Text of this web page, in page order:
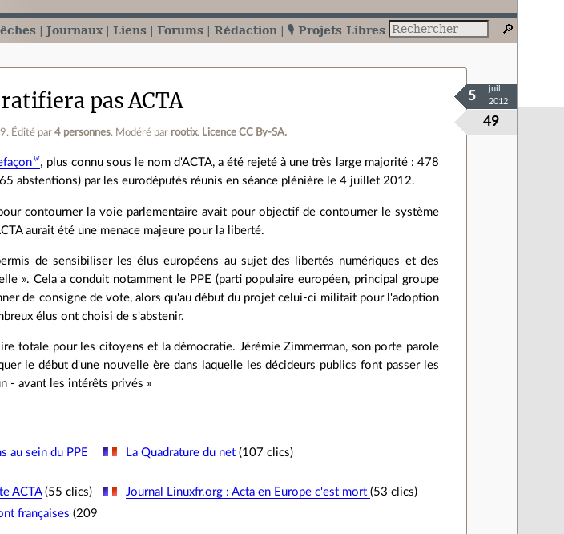
Journaux Liens Forums Rédaction 🎙️ Projets Libres
pas ACTA
. Édité par4 personnes. Modéré par rootix. Licence CC By‑SA.
49
5
juil.
2012
, plus connu sous le nom d'ACTA, a été rejeté à une très large majorité : 478
abstentions) par les eurodéputés réunis en séance plénière le 4 juillet 2012.
contourner la voie parlementaire avait pour objectif de contourner le système
aurait été une menace majeure pour la liberté.
de sensibiliser les élus européens au sujet des libertés numériques et des
». Cela a conduit notamment le PPE (parti populaire européen, principal groupe
de consigne de vote, alors qu'au début du projet celui-ci militait pour l'adoption
élus ont choisi de s'abstenir.
totale pour les citoyens et la démocratie. Jérémie Zimmerman, son porte parole
le début d'une nouvelle ère dans laquelle les décideurs publics font passer les
- avant les intérêts privés »
au sein du PPE
La Quadrature du net (107 clics)
ACTA(55 clics) Journal Linuxfr.org : Acta en Europe c'est mort(53 clics)
françaises (209